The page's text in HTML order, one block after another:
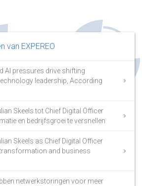
van EXPEREO
AI pressures drive shifting
leadership, According
Skeels tot Chief Digital Officer
en bedrijfsgroei te versnellen
Skeels as Chief Digital Officer
and business
netwerkstoringen voor meer